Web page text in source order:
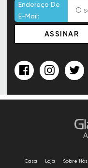
Endereço De
E-Mail:
Casa Loja Sobre Nós